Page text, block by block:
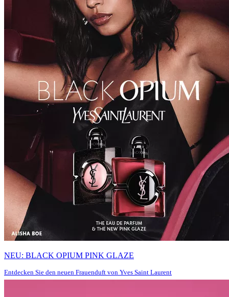
NEU: BLACK OPIUM PINK GLAZE
Entdecken Sie den neuen Frauenduft von Yves Saint Laurent